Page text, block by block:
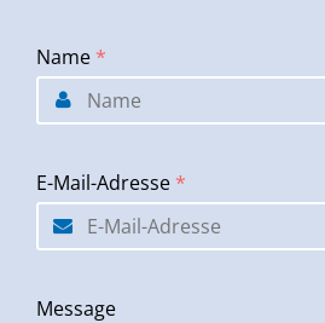
Name *
E-Mail-Adresse *
Message